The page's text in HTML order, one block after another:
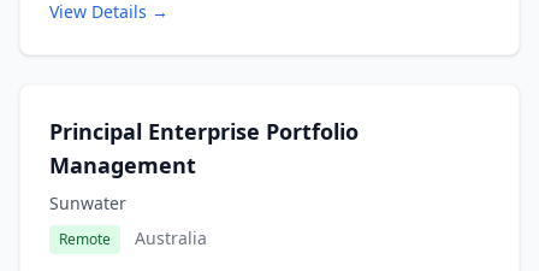
View Details →
Principal Enterprise Portfolio
Management
Sunwater
Remote Australia